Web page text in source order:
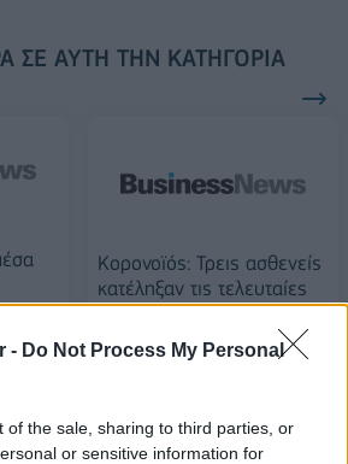
- Do Not Process My Personal
of the sale, sharing to third parties, or
or sensitive information for
ΣΕ ΑΥΤΉ ΤΗΝ ΚΑΤΗΓΟΡΊΑ
Κορονοϊός: Τρεις ασθενείς
κατέληξαν τις τελευταίες
ώρες - 645 οι νεκροί στη
χώρα